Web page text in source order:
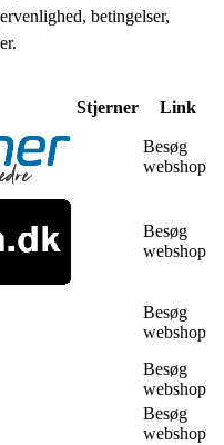
betingelser,
Stjerner Link
Besøg
webshop
Besøg
webshop
Besøg
webshop
Besøg
webshop
Besøg
webshop